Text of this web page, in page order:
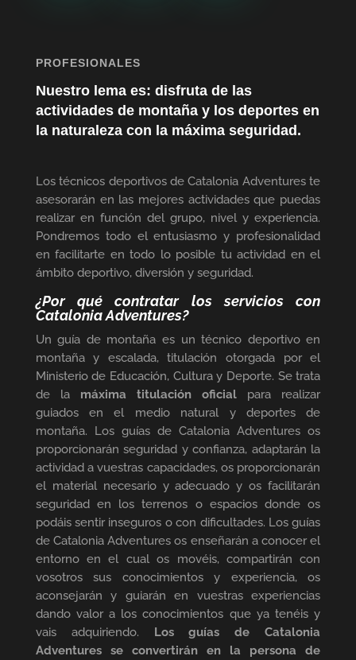
PROFESIONALES
Nuestro lema es: disfruta de las
actividades de montaña y los deportes en
la naturaleza con la máxima seguridad.
Los técnicos deportivos de Catalonia Adventures te
asesorarán en las mejores actividades que puedas
realizar en función del grupo, nivel y experiencia.
Pondremos todo el entusiasmo y profesionalidad
en facilitarte en todo lo posible tu actividad en el
ámbito deportivo, diversión y seguridad.
¿Por qué contratar los servicios con
Catalonia Adventures?
Un guía de montaña es un técnico deportivo en
montaña y escalada, titulación otorgada por el
Ministerio de Educación, Cultura y Deporte. Se trata
de la máxima titulación oficial para realizar
guiados en el medio natural y deportes de
montaña. Los guías de Catalonia Adventures os
proporcionarán seguridad y confianza, adaptarán la
actividad a vuestras capacidades, os proporcionarán
el material necesario y adecuado y os facilitarán
seguridad en los terrenos o espacios donde os
podáis sentir inseguros o con dificultades. Los guías
de Catalonia Adventures os enseñarán a conocer el
entorno en el cual os movéis, compartirán con
vosotros sus conocimientos y experiencia, os
aconsejarán y guiarán en vuestras experiencias
dando valor a los conocimientos que ya tenéis y
vais adquiriendo. Los guías de Catalonia
Adventures se convertirán en la persona de